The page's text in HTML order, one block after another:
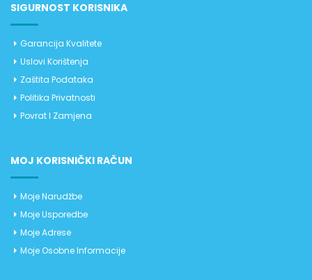
SIGURNOST KORISNIKA
Garancija Kvalitete
Uslovi Korištenja
Zaštita Podataka
Politika Privatnosti
Povrat I Zamjena
MOJ KORISNIČKI RAČUN
Moje Narudžbe
Moje Usporedbe
Moje Adrese
Moje Osobne Informacije